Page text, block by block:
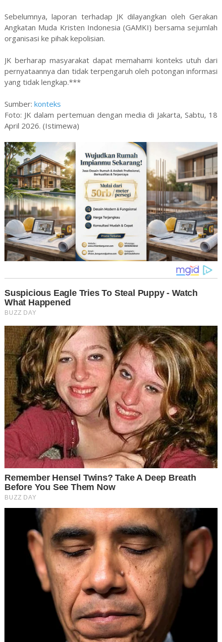
Sebelumnya, laporan terhadap JK dilayangkan oleh Gerakan
Angkatan Muda Kristen Indonesia (GAMKI) bersama sejumlah
organisasi ke pihak kepolisian.
JK berharap masyarakat dapat memahami konteks utuh dari
pernyataannya dan tidak terpengaruh oleh potongan informasi
yang tidak lengkap.***
Sumber: konteks
Foto: JK dalam pertemuan dengan media di Jakarta, Sabtu, 18
April 2026. (Istimewa)